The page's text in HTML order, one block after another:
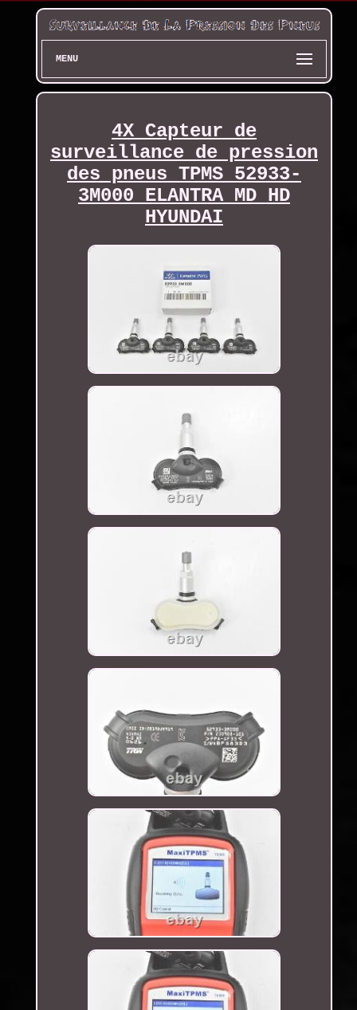
MENU
4X Capteur de
surveillance de pression
des pneus TPMS 52933-
3M000 ELANTRA MD HD
HYUNDAI